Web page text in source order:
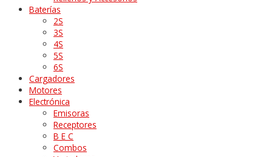
Baterías
2S
3S
4S
5S
6S
Cargadores
Motores
Electrónica
Emisoras
Receptores
B E C
Combos